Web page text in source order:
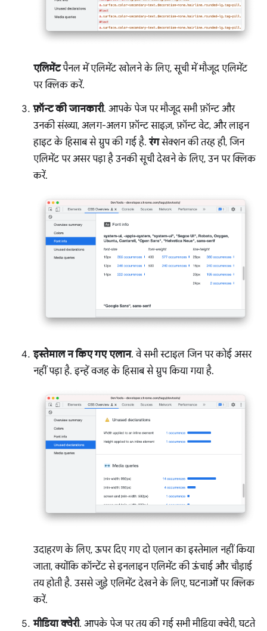
एलिमेंटपैनल में एलिमेंट खोलने के लिए, सूची में मौजूद एलिमेंट
पर क्लिक करें.
फ़ॉन्ट की जानकारी. आपके पेज पर मौजूद सभी फ़ॉन्ट और
उनकी संख्या, अलग-अलग फ़ॉन्ट साइज़, फ़ॉन्ट वेट, और लाइन
हाइट के हिसाब से ग्रुप की गई है. रंगसेक्शन की तरह ही, जिन
एलिमेंट पर असर पड़ा है उनकी सूची देखने के लिए, उन पर क्लिक
करें.
इस्तेमाल न किए गए एलान. वे सभी स्टाइल जिन पर कोई असर
नहीं पड़ा है. इन्हें वजह के हिसाब से ग्रुप किया गया है.
उदाहरण के लिए, ऊपर दिए गए दो एलान का इस्तेमाल नहीं किया
जाता, क्योंकि कॉन्टेंट से इनलाइन एलिमेंट की ऊंचाई और चौड़ाई
तय होती है. उससे जुड़े एलिमेंट देखने के लिए, घटनाओं पर क्लिक
करें.
मीडिया क्वेरी. आपके पेज पर तय की गई सभी मीडिया क्वेरी, घटते